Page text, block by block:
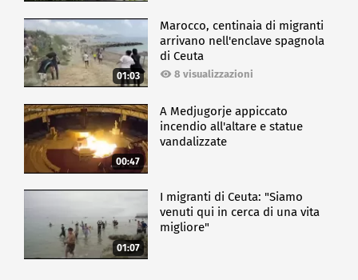
01:03
Marocco, centinaia di migranti
arrivano nell'enclave spagnola
di Ceuta
8 visualizzazioni
00:47
A Medjugorje appiccato
incendio all'altare e statue
vandalizzate
01:07
I migranti di Ceuta: "Siamo
venuti qui in cerca di una vita
migliore"